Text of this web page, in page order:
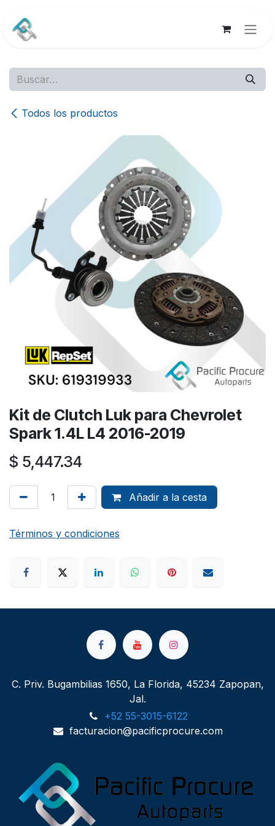
Todos los productos
Kit de Clutch Luk para Chevrolet
Spark 1.4L L4 2016-2019
$ 5,447.34
Añadir a la cesta
Términos y condiciones
C. Priv. Bugambilias 1650, La Florida, 45234 Zapopan,
Jal.
+52 55-3015-6122
facturacion@pacificprocure.com